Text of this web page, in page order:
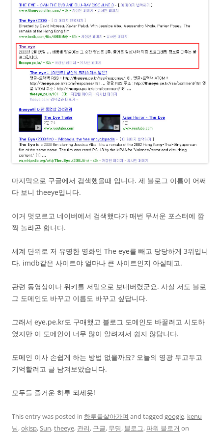
마지막으로 구글에서 검색했을때 입니다. 제 블로그 이름이 어쩌
다 보니 theeye입니다.
이거 멋모르고 네이버에서 검색했다가 매번 무서운 포스터에 깜
짝 놀라곤 합니다.
세계 단위로 저 유명한 영화인 The eye를 빼고 당당하게 3위입니
다. imdb같은 사이트야 얼마나 큰 사이트인지 아실테고.
관련 동영상이나 위키를 저밑으로 보내버렸군요. 사실 저도 블로
그 도메인도 바꾸고 이름도 바꾸고 싶답니다.
그래서 eye.pe.kr도 구매했고 블로그 도메인도 바꿀려고 시도하
였지만 이 도메인이 너무 많이 알려져서 쉽지 않답니다.
도메인 이사 손쉽게 하는 방법 없을까요? 오늘의 영광 두고두고
기억할려고 글 남겨보았습니다.
모두들 즐거운 하루 되세욧!
This entry was posted in 하루를살아가며 and tagged google, kenu
님,okjsp,Sun,theeye, 관리, 구글, 무명, 블로그, 파워 블로거 on